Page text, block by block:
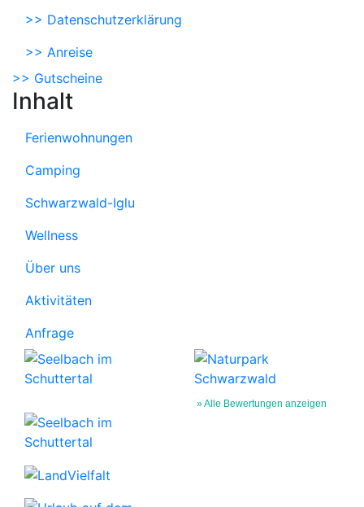
>> Datenschutzerklärung
>> Anreise
>> Gutscheine
Inhalt
Ferienwohnungen
Camping
Schwarzwald-Iglu
Wellness
Über uns
Aktivitäten
Anfrage
» Alle Bewertungen anzeigen